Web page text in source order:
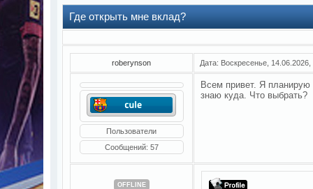
Где открыть мне вклад?
roberynson Дата: Воскресенье,
Пользователи
Сообщений: 57
Всем привет. Я планирую
знаю куда. Что выбрать?
OFFLINE